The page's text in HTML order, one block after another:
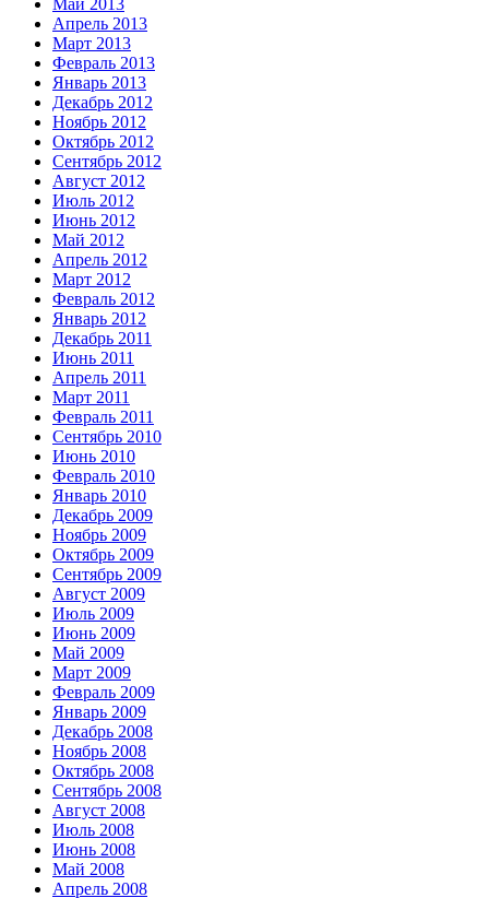
Май 2013
Апрель 2013
Март 2013
Февраль 2013
Январь 2013
Декабрь 2012
Ноябрь 2012
Октябрь 2012
Сентябрь 2012
Август 2012
Июль 2012
Июнь 2012
Май 2012
Апрель 2012
Март 2012
Февраль 2012
Январь 2012
Декабрь 2011
Июнь 2011
Апрель 2011
Март 2011
Февраль 2011
Сентябрь 2010
Июнь 2010
Февраль 2010
Январь 2010
Декабрь 2009
Ноябрь 2009
Октябрь 2009
Сентябрь 2009
Август 2009
Июль 2009
Июнь 2009
Май 2009
Март 2009
Февраль 2009
Январь 2009
Декабрь 2008
Ноябрь 2008
Октябрь 2008
Сентябрь 2008
Август 2008
Июль 2008
Июнь 2008
Май 2008
Апрель 2008